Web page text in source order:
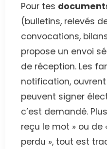
Pour tes
(bulletins, relevés
convocations,
propose un envoi
de réception. Les
notification,
peuvent signer
c’est demandé.
reçu le mot » ou de
perdu », tout est